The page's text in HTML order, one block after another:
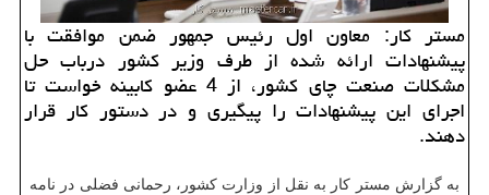
مستر كار: معاون اول رئیس جمهور ضمن موافقت با
پیشنهادات ارائه شده از طرف وزیر كشور درباب حل
مشكلات صنعت چای كشور، از 4 عضو كابینه خواست تا
اجرای این پیشنهادات را پیگیری و در دستور كار قرار
دهند.
به گزارش مستر کار به نقل از وزارت کشور، رحمانی فضلی در نامه